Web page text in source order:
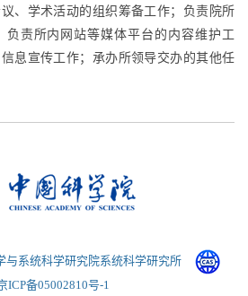
、学术活动的组织筹备工作；负责院所
负责所内网站等媒体平台的内容维护工
息宣传工作；承办所领导交办的其他任
与系统科学研究院系统科学研究所
ICP备05002810号-1